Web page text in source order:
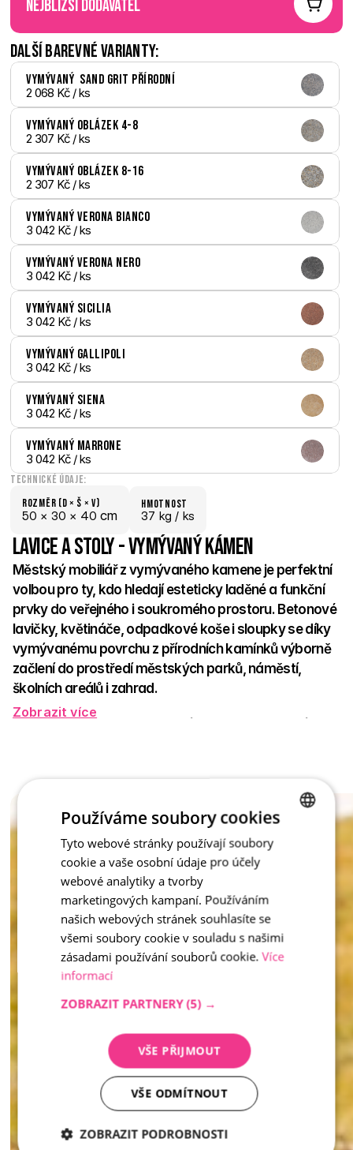
nejbližší dodavatel
Další barevné varianty:
Vymývaný  Sand Grit přírodní
2 068 Kč / ks
Vymývaný Oblázek 4-8
2 307 Kč / ks
Vymývaný Oblázek 8-16
2 307 Kč / ks
Vymývaný Verona bianco
3 042 Kč / ks
Vymývaný Verona nero
3 042 Kč / ks
Vymývaný Sicilia
3 042 Kč / ks
Vymývaný Gallipoli
3 042 Kč / ks
Vymývaný Siena
3 042 Kč / ks
Vymývaný Marrone
3 042 Kč / ks
Technické údaje:
Rozměr (D × š × V)
50 × 30 × 40 cm
hmotnost
37 kg / ks
Lavice a stoly - Vymývaný kámen
Městský mobiliář z vymývaného kamene je perfektní
volbou pro ty, kdo hledají esteticky laděné a funkční
prvky do veřejného i soukromého prostoru. Betonové
lavičky, květináče, odpadkové koše i sloupky se díky
vymývanému povrchu z přírodních kamínků výborně
začlení do prostředí městských parků, náměstí,
školních areálů i zahrad.
Vyznačují se vysokou odolností vůči povětrnostním vlivům,
Tento mobiliář nejen slouží, ale také dotváří atmosféru –
zkrátka praktické a krásné řešení pro moderní veřejný prostor
i soukromou zahradu.
Zobrazit více
inspirace - Vymývaný kámen
CZECH
Používáme soubory cookies
Tyto webové stránky používají soubory
cookie a vaše osobní údaje pro účely
webové analytiky a tvorby
marketingových kampaní. Používáním
našich webových stránek souhlasíte se
všemi soubory cookie v souladu s našimi
zásadami používání souborů cookie. Více
informací
ZOBRAZIT PARTNERY (5) →
VŠE PŘIJMOUT
VŠE ODMÍTNOUT
ZOBRAZIT PODROBNOSTI